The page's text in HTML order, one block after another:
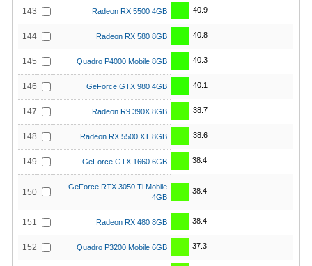
143 Radeon RX 5500 4GB 40.9
144 Radeon RX 580 8GB 40.8
145 Quadro P4000 Mobile 8GB 40.3
146 GeForce GTX 980 4GB 40.1
147 Radeon R9 390X 8GB 38.7
148 Radeon RX 5500 XT 8GB 38.6
149 GeForce GTX 1660 6GB 38.4
150
GeForce RTX 3050 Ti Mobile
4GB
38.4
151 Radeon RX 480 8GB 38.4
152 Quadro P3200 Mobile 6GB 37.3